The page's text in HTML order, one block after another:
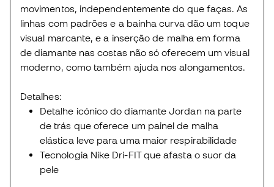
movimentos, independentemente do que faças. As
linhas com padrões e a bainha curva dão um toque
visual marcante, e a inserção de malha em forma
de diamante nas costas não só oferecem um visual
moderno, como também ajuda nos alongamentos.
Detalhes:
Detalhe icónico do diamante Jordan na parte
de trás que oferece um painel de malha
elástica leve para uma maior respirabilidade
Tecnologia Nike Dri-FIT que afasta o suor da
pele